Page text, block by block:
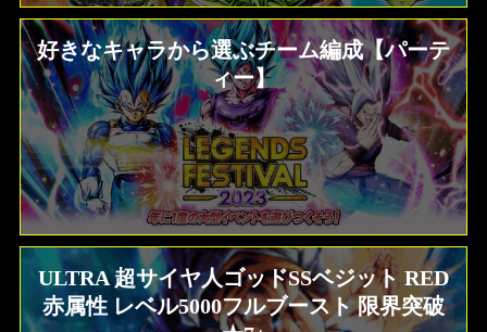
好きなキャラから選ぶチーム編成【パーテ
ィー】
ULTRA 超サイヤ人ゴッドSSベジット RED
赤属性 レベル5000フルブースト 限界突破